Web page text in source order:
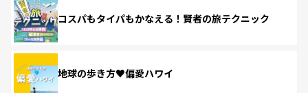
コスパもタイパもかなえる！賢者の旅テクニック
地球の歩き方♥偏愛ハワイ